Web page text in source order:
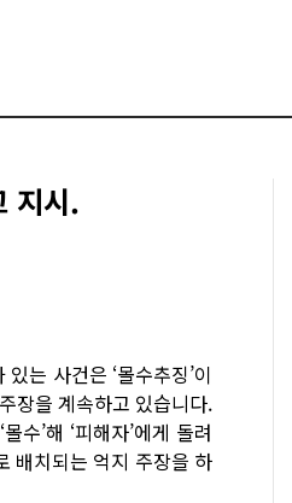
지시.
는 사건은 ‘몰수추징’이
장을 계속하고 있습니다.
수’해 ‘피해자’에게 돌려
배치되는 억지 주장을 하